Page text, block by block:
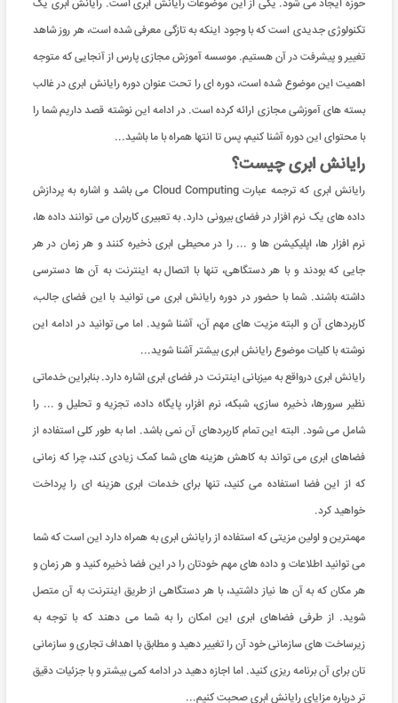
حوزه ایجاد می شود. یکی از این موضوعات رایانش ابری است. رایانش ابری یک
تکنولوژی جدیدی است که با وجود اینکه به تازگی معرفی شده است، هر روز شاهد
تغییر و پیشرفت در آن هستیم. موسسه آموزش مجازی پارس از آنجایی که متوجه
اهمیت این موضوع شده است، دوره ای را تحت عنوان دوره رایانش ابری در غالب
بسته های آموزشی مجازی ارائه کرده است. در ادامه این نوشته قصد داریم شما را
با محتوای این دوره آشنا کنیم، پس تا انتها همراه با ما باشید...
رایانش ابری چیست؟
رایانش ابری که ترجمه عبارت Cloud Computing می باشد و اشاره به پردازش
داده های یک نرم افزار در فضای بیرونی دارد. به تعبیری کاربران می توانند داده ها،
نرم افزار ها، اپلیکیشن ها و ... را در محیطی ابری ذخیره کنند و هر زمان در هر
جایی که بودند و با هر دستگاهی، تنها با اتصال به اینترنت به آن ها دسترسی
داشته باشند. شما با حضور در دوره رایانش ابری می توانید با این فضای جالب،
کاربردهای آن و البته مزیت های مهم آن، آشنا شوید. اما می توانید در ادامه این
نوشته با کلیات موضوع رایانش ابری بیشتر آشنا شوید...
رایانش ابری درواقع به میزبانی اینترنت در فضای ابری اشاره دارد. بنابراین خدماتی
نظیر سرورها، ذخیره سازی، شبکه، نرم افزار، پایگاه داده، تجزیه و تحلیل و ... را
شامل می شود. البته این تمام کاربردهای آن نمی باشد. اما به طور کلی استفاده از
فضاهای ابری می تواند به کاهش هزینه های شما کمک زیادی کند، چرا که زمانی
که از این فضا استفاده می کنید، تنها برای خدمات ابری هزینه ای را پرداخت
خواهید کرد.
مهمترین و اولین مزیتی که استفاده از رایانش ابری به همراه دارد این است که شما
می توانید اطلاعات و داده های مهم خودتان را در این فضا ذخیره کنید و هر زمان و
هر مکان که به آن ها نیاز داشتید، با هر دستگاهی از طریق اینترنت به آن متصل
شوید. از طرفی فضاهای ابری این امکان را به شما می دهند که با توجه به
زیرساخت های سازمانی خود آن را تغییر دهید و مطابق با اهداف تجاری و سازمانی
تان برای آن برنامه ریزی کنید. اما اجازه دهید در ادامه کمی بیشتر و با جزئیات دقیق
تر درباره مزایای رایانش ابری صحبت کنیم...